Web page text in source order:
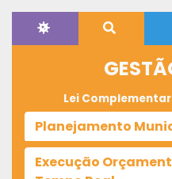
Lei
Planejamento
Execução